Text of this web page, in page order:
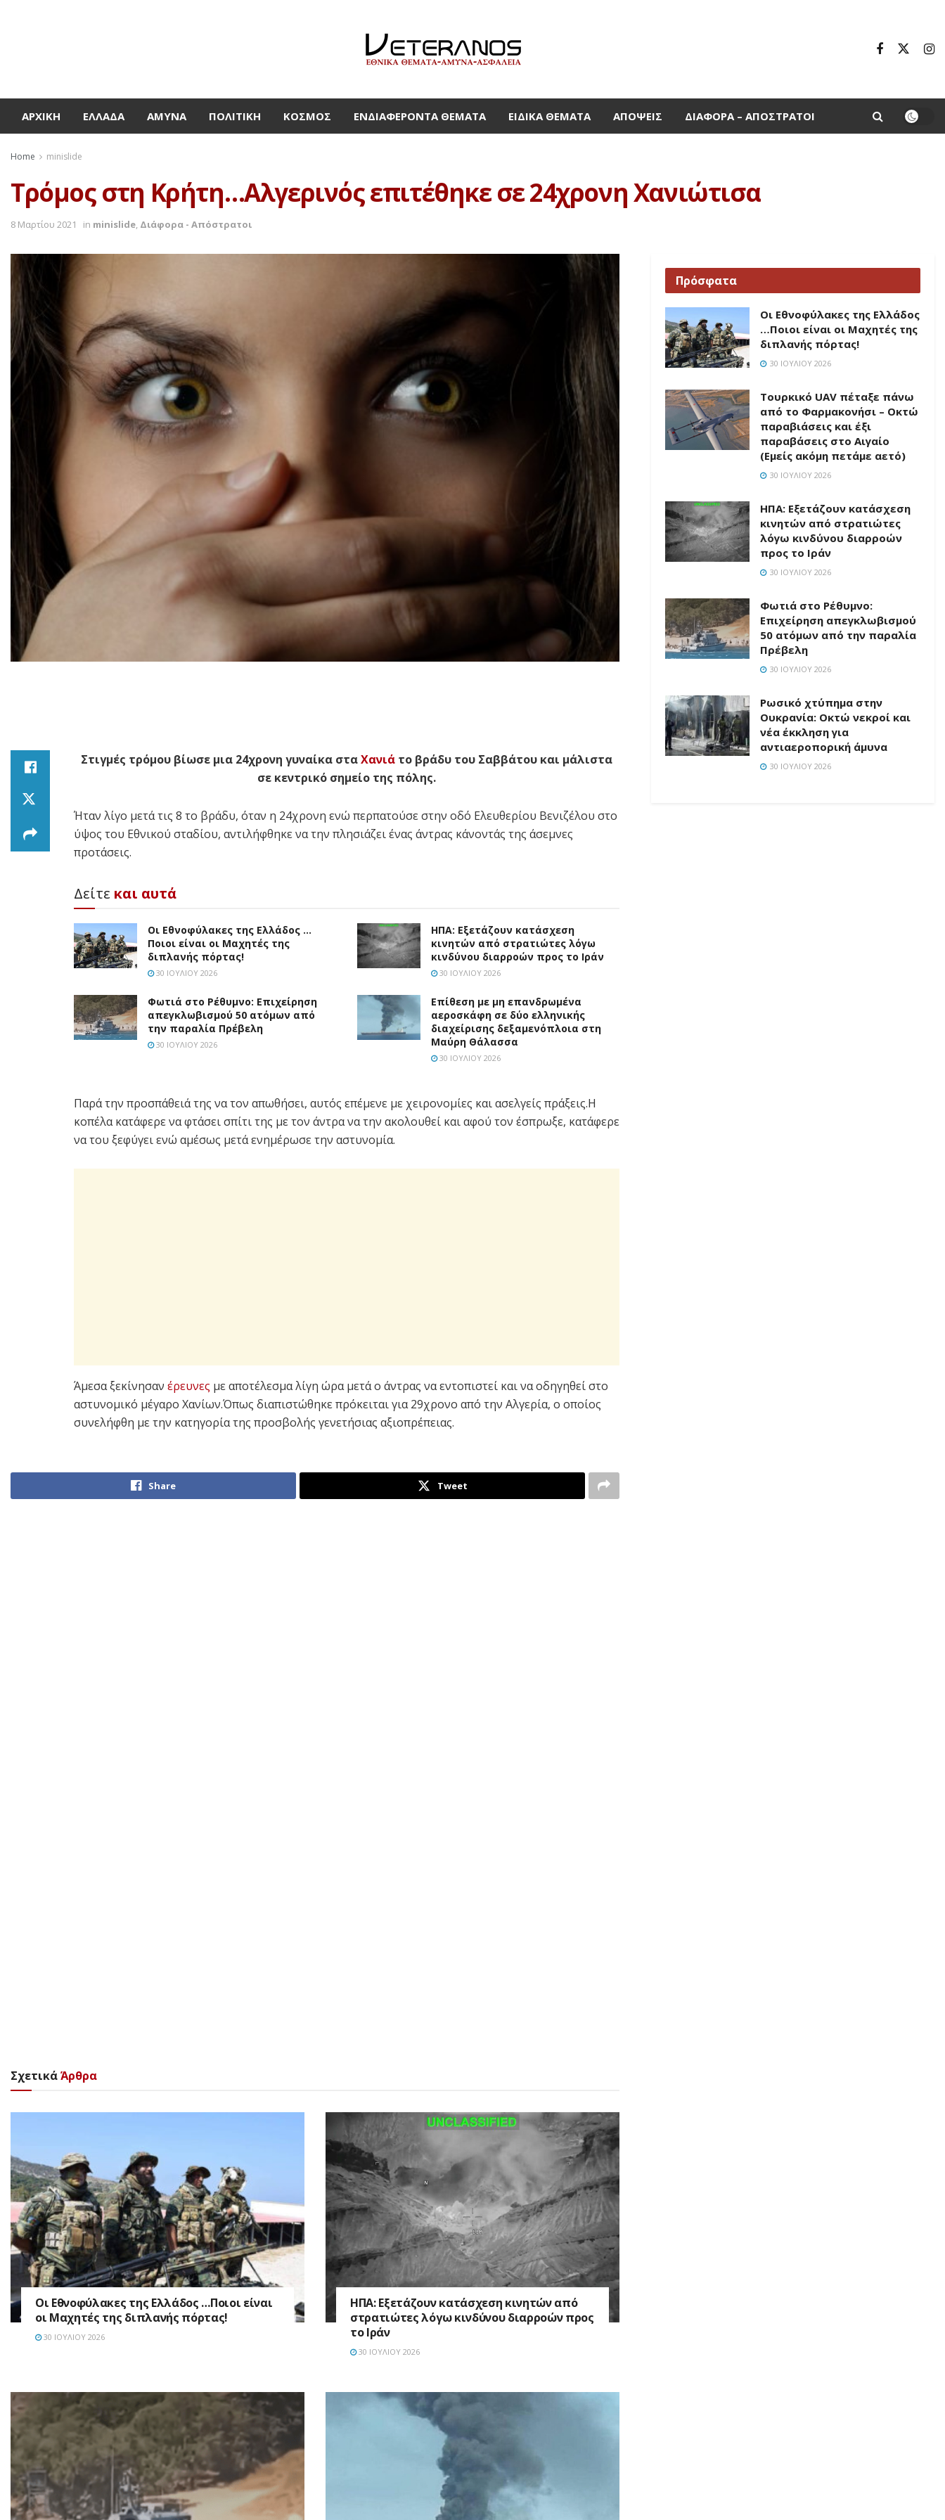
ΑΡΧΙΚΉ ΕΛΛΆΔΑ ΆΜΥΝΑ ΠΟΛΙΤΙΚΉ ΚΌΣΜΟΣ ΕΝΔΙΑΦΈΡΟΝΤΑ ΘΈΜΑΤΑ ΕΙΔΙΚΆ ΘΈΜΑΤΑ ΑΠΌΨΕΙΣ ΔΙΆΦΟΡΑ – ΑΠΌΣΤΡΑΤΟΙ
Home minislide
Τρόμος στη Κρήτη…Αλγερινός επιτέθηκε σε 24χρονη Χανιώτισα
8 Μαρτίου 2021 in minislide, Διάφορα - Απόστρατοι
Στιγμές τρόμου βίωσε μια 24χρονη γυναίκα σταΧανιά το βράδυ του Σαββάτου και μάλιστα
σε κεντρικό σημείο της πόλης.
Ήταν λίγο μετά τις 8 το βράδυ, όταν η 24χρονη ενώ περπατούσε στην οδό Ελευθερίου Βενιζέλου στο
ύψος του Εθνικού σταδίου, αντιλήφθηκε να την πλησιάζει ένας άντρας κάνοντάς της άσεμνες
προτάσεις.
Δείτε και αυτά
Οι Εθνοφύλακες της Ελλάδος …
Ποιοι είναι οι Μαχητές της
διπλανής πόρτας!
30 ΙΟΥΛΊΟΥ 2026
ΗΠΑ: Εξετάζουν κατάσχεση
κινητών από στρατιώτες λόγω
κινδύνου διαρροών προς το Ιράν
30 ΙΟΥΛΊΟΥ 2026
Φωτιά στο Ρέθυμνο: Επιχείρηση
απεγκλωβισμού 50 ατόμων από
την παραλία Πρέβελη
30 ΙΟΥΛΊΟΥ 2026
Επίθεση με μη επανδρωμένα
αεροσκάφη σε δύο ελληνικής
διαχείρισης δεξαμενόπλοια στη
Μαύρη Θάλασσα
30 ΙΟΥΛΊΟΥ 2026
Παρά την προσπάθειά της να τον απωθήσει, αυτός επέμενε με χειρονομίες και ασελγείς πράξεις.Η
κοπέλα κατάφερε να φτάσει σπίτι της με τον άντρα να την ακολουθεί και αφού τον έσπρωξε, κατάφερε
να του ξεφύγει ενώ αμέσως μετά ενημέρωσε την αστυνομία.
Άμεσα ξεκίνησαν έρευνες με αποτέλεσμα λίγη ώρα μετά ο άντρας να εντοπιστεί και να οδηγηθεί στο
αστυνομικό μέγαρο Χανίων.Όπως διαπιστώθηκε πρόκειται για 29χρονο από την Αλγερία, ο οποίος
συνελήφθη με την κατηγορία της προσβολής γενετήσιας αξιοπρέπειας.
Share Tweet
ΣχετικάΆρθρα
Οι Εθνοφύλακες της Ελλάδος …Ποιοι είναι
οι Μαχητές της διπλανής πόρτας!
30 ΙΟΥΛΊΟΥ 2026
ΗΠΑ: Εξετάζουν κατάσχεση κινητών από
στρατιώτες λόγω κινδύνου διαρροών προς
το Ιράν
30 ΙΟΥΛΊΟΥ 2026
Πρόσφατα
Οι Εθνοφύλακες της Ελλάδος
…Ποιοι είναι οι Μαχητές της
διπλανής πόρτας!
30 ΙΟΥΛΊΟΥ 2026
Τουρκικό UAV πέταξε πάνω
από το Φαρμακονήσι – Οκτώ
παραβιάσεις και έξι
παραβάσεις στο Αιγαίο
(Εμείς ακόμη πετάμε αετό)
30 ΙΟΥΛΊΟΥ 2026
ΗΠΑ: Εξετάζουν κατάσχεση
κινητών από στρατιώτες
λόγω κινδύνου διαρροών
προς το Ιράν
30 ΙΟΥΛΊΟΥ 2026
Φωτιά στο Ρέθυμνο:
Επιχείρηση απεγκλωβισμού
50 ατόμων από την παραλία
Πρέβελη
30 ΙΟΥΛΊΟΥ 2026
Ρωσικό χτύπημα στην
Ουκρανία: Οκτώ νεκροί και
νέα έκκληση για
αντιαεροπορική άμυνα
30 ΙΟΥΛΊΟΥ 2026